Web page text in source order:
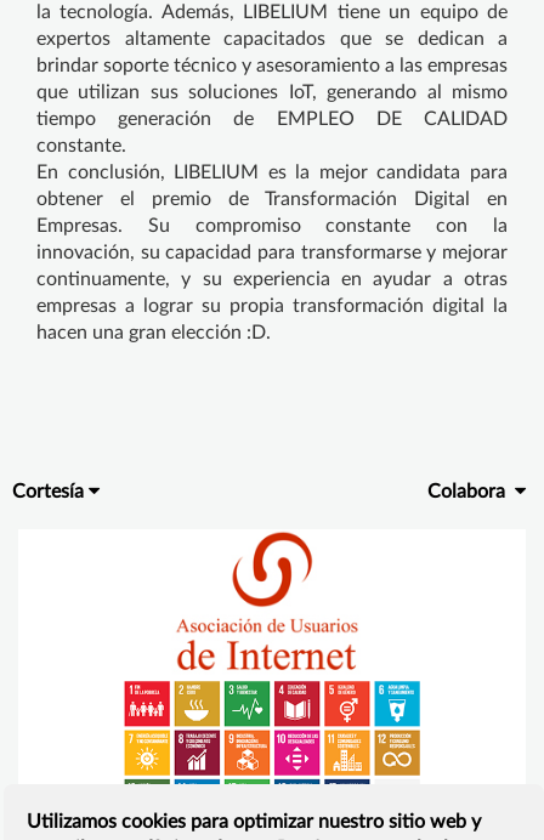
la tecnología. Además, LIBELIUM tiene un equipo de
expertos altamente capacitados que se dedican a
brindar soporte técnico y asesoramiento a las empresas
que utilizan sus soluciones IoT, generando al mismo
tiempo generación de EMPLEO DE CALIDAD
constante.
En conclusión, LIBELIUM es la mejor candidata para
obtener el premio de Transformación Digital en
Empresas. Su compromiso constante con la
innovación, su capacidad para transformarse y mejorar
continuamente, y su experiencia en ayudar a otras
empresas a lograr su propia transformación digital la
hacen una gran elección :D.
Cortesía Colabora
Utilizamos cookies para optimizar nuestro sitio web y